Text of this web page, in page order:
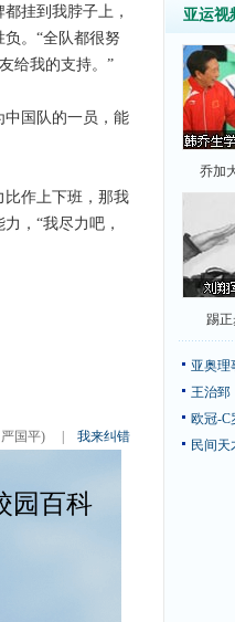
挂到我脖子上，
。“全队都很努
给我的支持。”
国队的一员，能
作上下班，那我
，“我尽力吧，
国平) 我来纠错
亚运视
乔加
踢
亚奥理
王治郅
欧冠-C
民间天